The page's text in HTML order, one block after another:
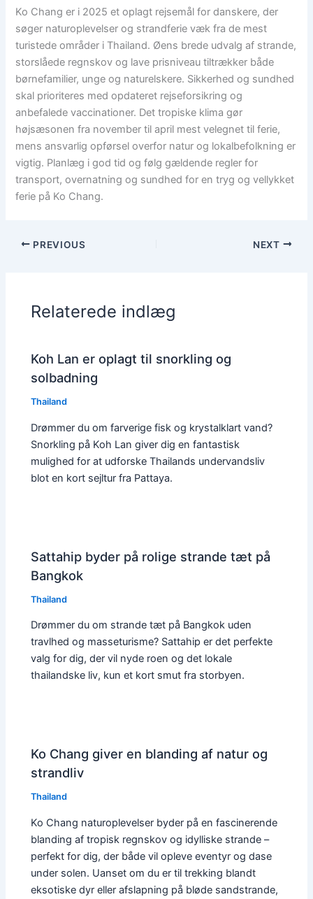
Ko Chang er i 2025 et oplagt rejsemål for danskere, der
søger naturoplevelser og strandferie væk fra de mest
turistede områder i Thailand. Øens brede udvalg af strande,
storslåede regnskov og lave prisniveau tiltrækker både
børnefamilier, unge og naturelskere. Sikkerhed og sundhed
skal prioriteres med opdateret rejseforsikring og
anbefalede vaccinationer. Det tropiske klima gør
højsæsonen fra november til april mest velegnet til ferie,
mens ansvarlig opførsel overfor natur og lokalbefolkning er
vigtig. Planlæg i god tid og følg gældende regler for
transport, overnatning og sundhed for en tryg og vellykket
ferie på Ko Chang.
PREVIOUS NEXT
Relaterede indlæg
Koh Lan er oplagt til snorkling og
solbadning
Thailand
Drømmer du om farverige fisk og krystalklart vand?
Snorkling på Koh Lan giver dig en fantastisk
mulighed for at udforske Thailands undervandsliv
blot en kort sejltur fra Pattaya.
Sattahip byder på rolige strande tæt på
Bangkok
Thailand
Drømmer du om strande tæt på Bangkok uden
travlhed og masseturisme? Sattahip er det perfekte
valg for dig, der vil nyde roen og det lokale
thailandske liv, kun et kort smut fra storbyen.
Ko Chang giver en blanding af natur og
strandliv
Thailand
Ko Chang naturoplevelser byder på en fascinerende
blanding af tropisk regnskov og idylliske strande –
perfekt for dig, der både vil opleve eventyr og dase
under solen. Uanset om du er til trekking blandt
eksotiske dyr eller afslapning på bløde sandstrande,